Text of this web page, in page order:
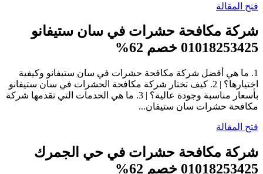
فتح المقالة
شركة مكافحة حشرات في سان ستيفانو
01018253425 خصم 62%
1. ما هي أفضل شركة مكافحة حشرات في سان ستيفانو وكيفية
اختيارها؟ | 2. كيف تختار شركة مكافحة الحشرات في سان ستيفانو
بأسعار مناسبة وجودة عالية؟ | 3. ما هي الخدمات التي تقدمها شركة
مكافحة حشرات سان ستيفان...
فتح المقالة
شركة مكافحة حشرات في حي الجمرك
01018253425 خصم 62%